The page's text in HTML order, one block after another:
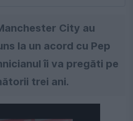
City au
la un acord cu Pep
îi va pregăti pe
trei ani.